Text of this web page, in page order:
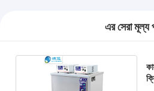
এর সেরা মূল্য